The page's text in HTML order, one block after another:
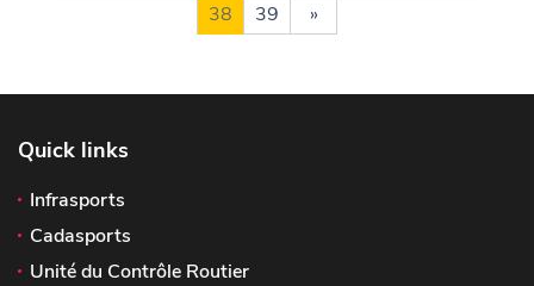
38
39 »
Quick links
Infrasports
Cadasports
Unité du Contrôle Routier